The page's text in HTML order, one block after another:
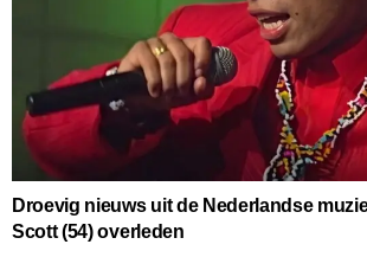
Droevig nieuws uit de Nederlandse
Scott (54) overleden